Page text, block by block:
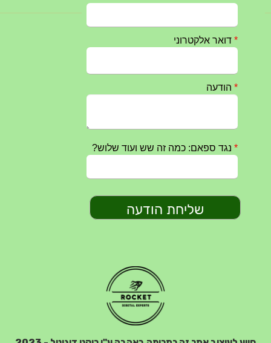
טקס ההתיחדות השנתי 2023 נערך ב 5/9/2023 באנדרטה
מפגש דורות גדוד 50 – 12/9/2023 – הרשמה